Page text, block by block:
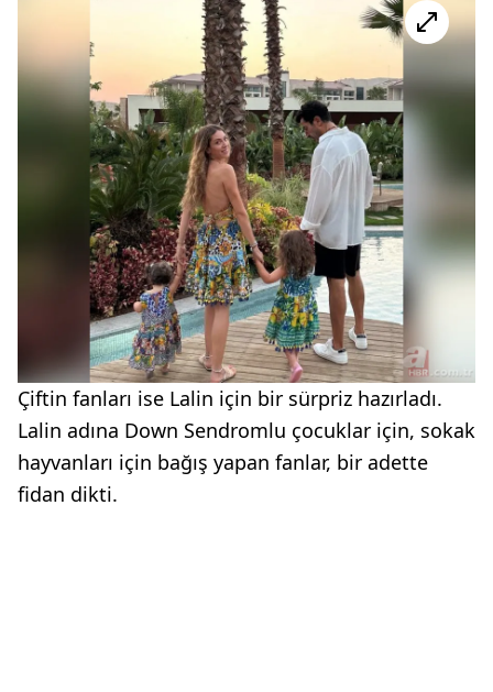
Çiftin fanları ise Lalin için bir sürpriz hazırladı.
Lalin adına Down Sendromlu çocuklar için, sokak
hayvanları için bağış yapan fanlar, bir adette
fidan dikti.